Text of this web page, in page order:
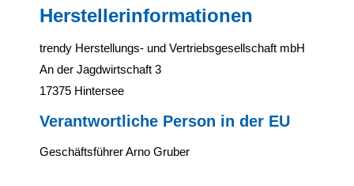
Herstellerinformationen
trendy Herstellungs- und Vertriebsgesellschaft mbH
An der Jagdwirtschaft 3
17375 Hintersee
Verantwortliche Person in der EU
Geschäftsführer Arno Gruber